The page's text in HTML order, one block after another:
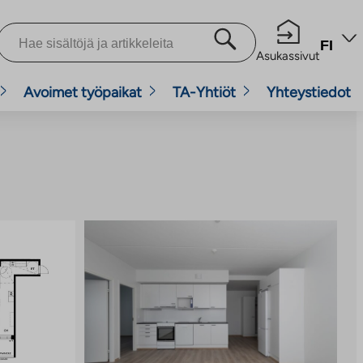
Asukassivut
FI
Avoimet työpaikat TA-Yhtiöt Yhteystiedot